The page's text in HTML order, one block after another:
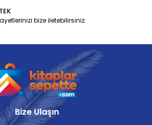
bize iletebilirsiniz.
Bize Ulaşın